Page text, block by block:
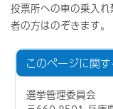
投票所への車の乗入
者の方はのぞきます。
このページに関す
選挙管理委員会